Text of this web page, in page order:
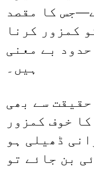
کا مقصد
کمزور کرنا
بے معنی
ہیں۔
سے بھی
خوف کمزور
ڈھیلی ہو
بن جائے تو